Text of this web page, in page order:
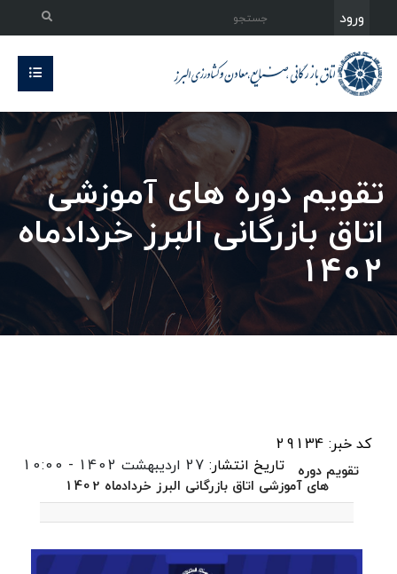
ورود
تقویم دوره های آموزشی
اتاق بازرگانی البرز خردادماه
1402
کد خبر: 29134
تاریخ انتشار: 27 اردیبهشت 1402 - 10:00 تقویم دوره
های آموزشی اتاق بازرگانی البرز خردادماه 1402